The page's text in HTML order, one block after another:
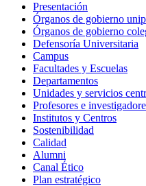
Presentación
Órganos de gobierno
Órganos de gobierno
Defensoría Universitaria
Campus
Facultades y Escuelas
Departamentos
Unidades y servicios
Profesores e
Institutos y Centros
Sostenibilidad
Calidad
Alumni
Canal Ético
Plan estratégico